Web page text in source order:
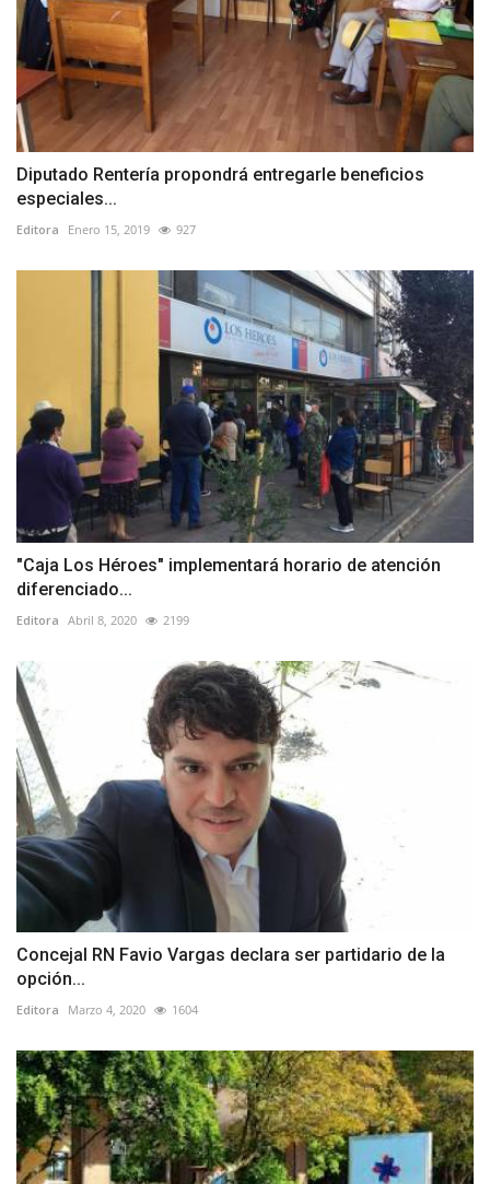
Diputado Rentería propondrá entregarle beneficios
especiales...
Editora Enero 15, 2019 927
"Caja Los Héroes" implementará horario de atención
diferenciado...
Editora Abril 8, 2020 2199
Concejal RN Favio Vargas declara ser partidario de la
opción...
Editora Marzo 4, 2020 1604